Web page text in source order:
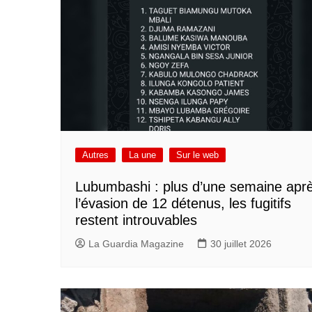
Autres La une Sur le web
Lubumbashi : plus d’une semaine
l’évasion de 12 détenus, les fugitifs
restent introuvables
La Guardia Magazine 30 juillet 2026